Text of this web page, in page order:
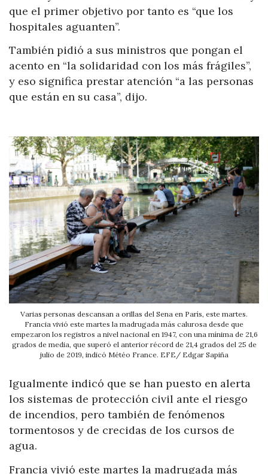
que el primer objetivo por tanto es “que los
hospitales aguanten”.
También pidió a sus ministros que pongan el
acento en “la solidaridad con los más frágiles”,
y eso significa prestar atención “a las personas
que están en su casa”, dijo.
Varias personas descansan a orillas del Sena en París, este martes.
Francia vivió este martes la madrugada más calurosa desde que
empezaron los registros a nivel nacional en 1947, con una mínima de 21,6
grados de media, que superó el anterior récord de 21,4 grados del 25 de
julio de 2019, indicó Météo France. EFE/ Edgar Sapiña
Igualmente indicó que se han puesto en alerta
los sistemas de protección civil ante el riesgo
de incendios, pero también de fenómenos
tormentosos y de crecidas de los cursos de
agua.
Francia vivió este martes la madrugada más